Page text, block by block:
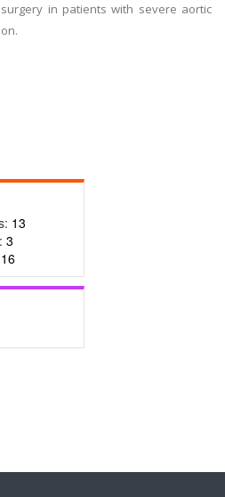
in patients with severe aortic
13
3
16